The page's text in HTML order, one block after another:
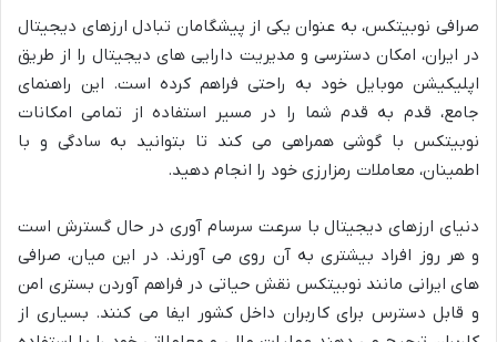
صرافی نوبیتکس، به عنوان یکی از پیشگامان تبادل ارزهای دیجیتال
در ایران، امکان دسترسی و مدیریت دارایی های دیجیتال را از طریق
اپلیکیشن موبایل خود به راحتی فراهم کرده است. این راهنمای
جامع، قدم به قدم شما را در مسیر استفاده از تمامی امکانات
نوبیتکس با گوشی همراهی می کند تا بتوانید به سادگی و با
اطمینان، معاملات رمزارزی خود را انجام دهید.
دنیای ارزهای دیجیتال با سرعت سرسام آوری در حال گسترش است
و هر روز افراد بیشتری به آن روی می آورند. در این میان، صرافی
های ایرانی مانند نوبیتکس نقش حیاتی در فراهم آوردن بستری امن
و قابل دسترس برای کاربران داخل کشور ایفا می کنند. بسیاری از